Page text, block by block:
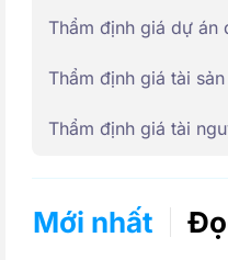
Thẩm định giá dự án
Thẩm định giá tài
Thẩm định giá tài
Mới nhất